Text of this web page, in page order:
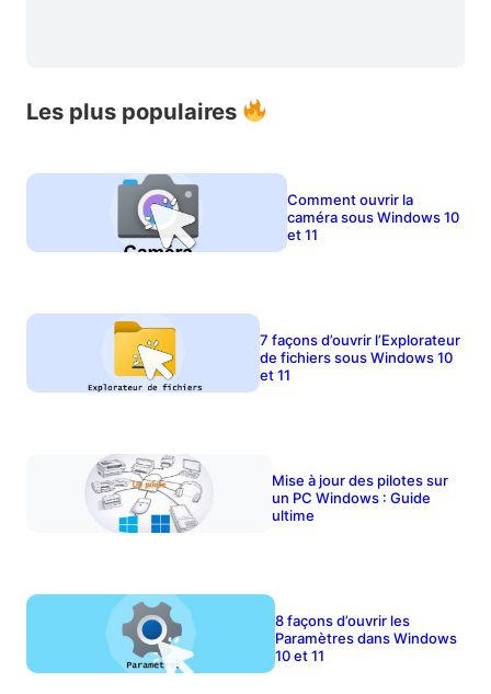
Les plus populaires
Comment ouvrir la
caméra sous Windows 10
et 11
7 façons d’ouvrir l’Explorateur
de fichiers sous Windows 10
et 11
Mise à jour des pilotes sur
un PC Windows : Guide
ultime
8 façons d’ouvrir les
Paramètres dans Windows
10 et 11